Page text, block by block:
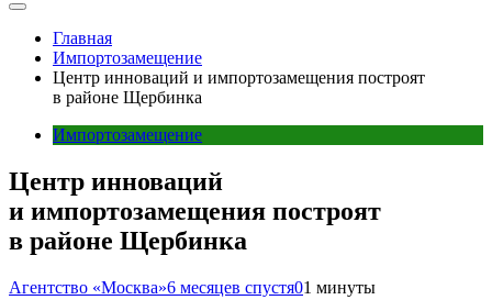
Главная
Импортозамещение
Центр инноваций и импортозамещения построят
в районе Щербинка
Импортозамещение
Центр инноваций
и импортозамещения построят
в районе Щербинка
Агентство «Москва»6 месяцев спустя01 минуты